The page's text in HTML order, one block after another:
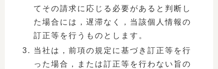
てその請求に応じる必要があると判断し
た場合には，遅滞なく，当該個人情報の
訂正等を行うものとします。
当社は，前項の規定に基づき訂正等を行
った場合，または訂正等を行わない旨の